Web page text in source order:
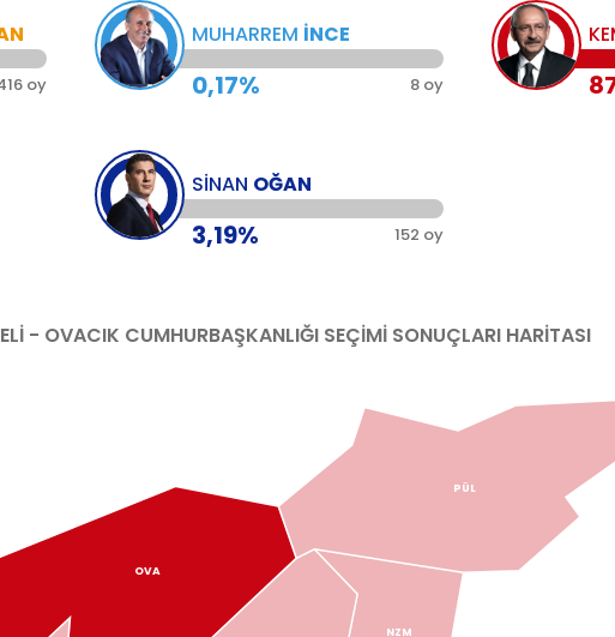
oy
MUHARREM İNCE
0,17% 8 oy
SİNAN OĞAN
3,19% 152 oy
- OVACIK CUMHURBAŞKANLIĞI SEÇİMİ SONUÇLARI HARİTASI
OVA
NZM
PÜL